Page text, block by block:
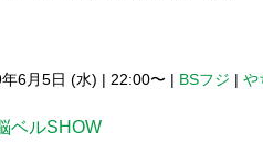
6月5日 (水) | 22:00〜 | BSフジ | や
ベルSHOW